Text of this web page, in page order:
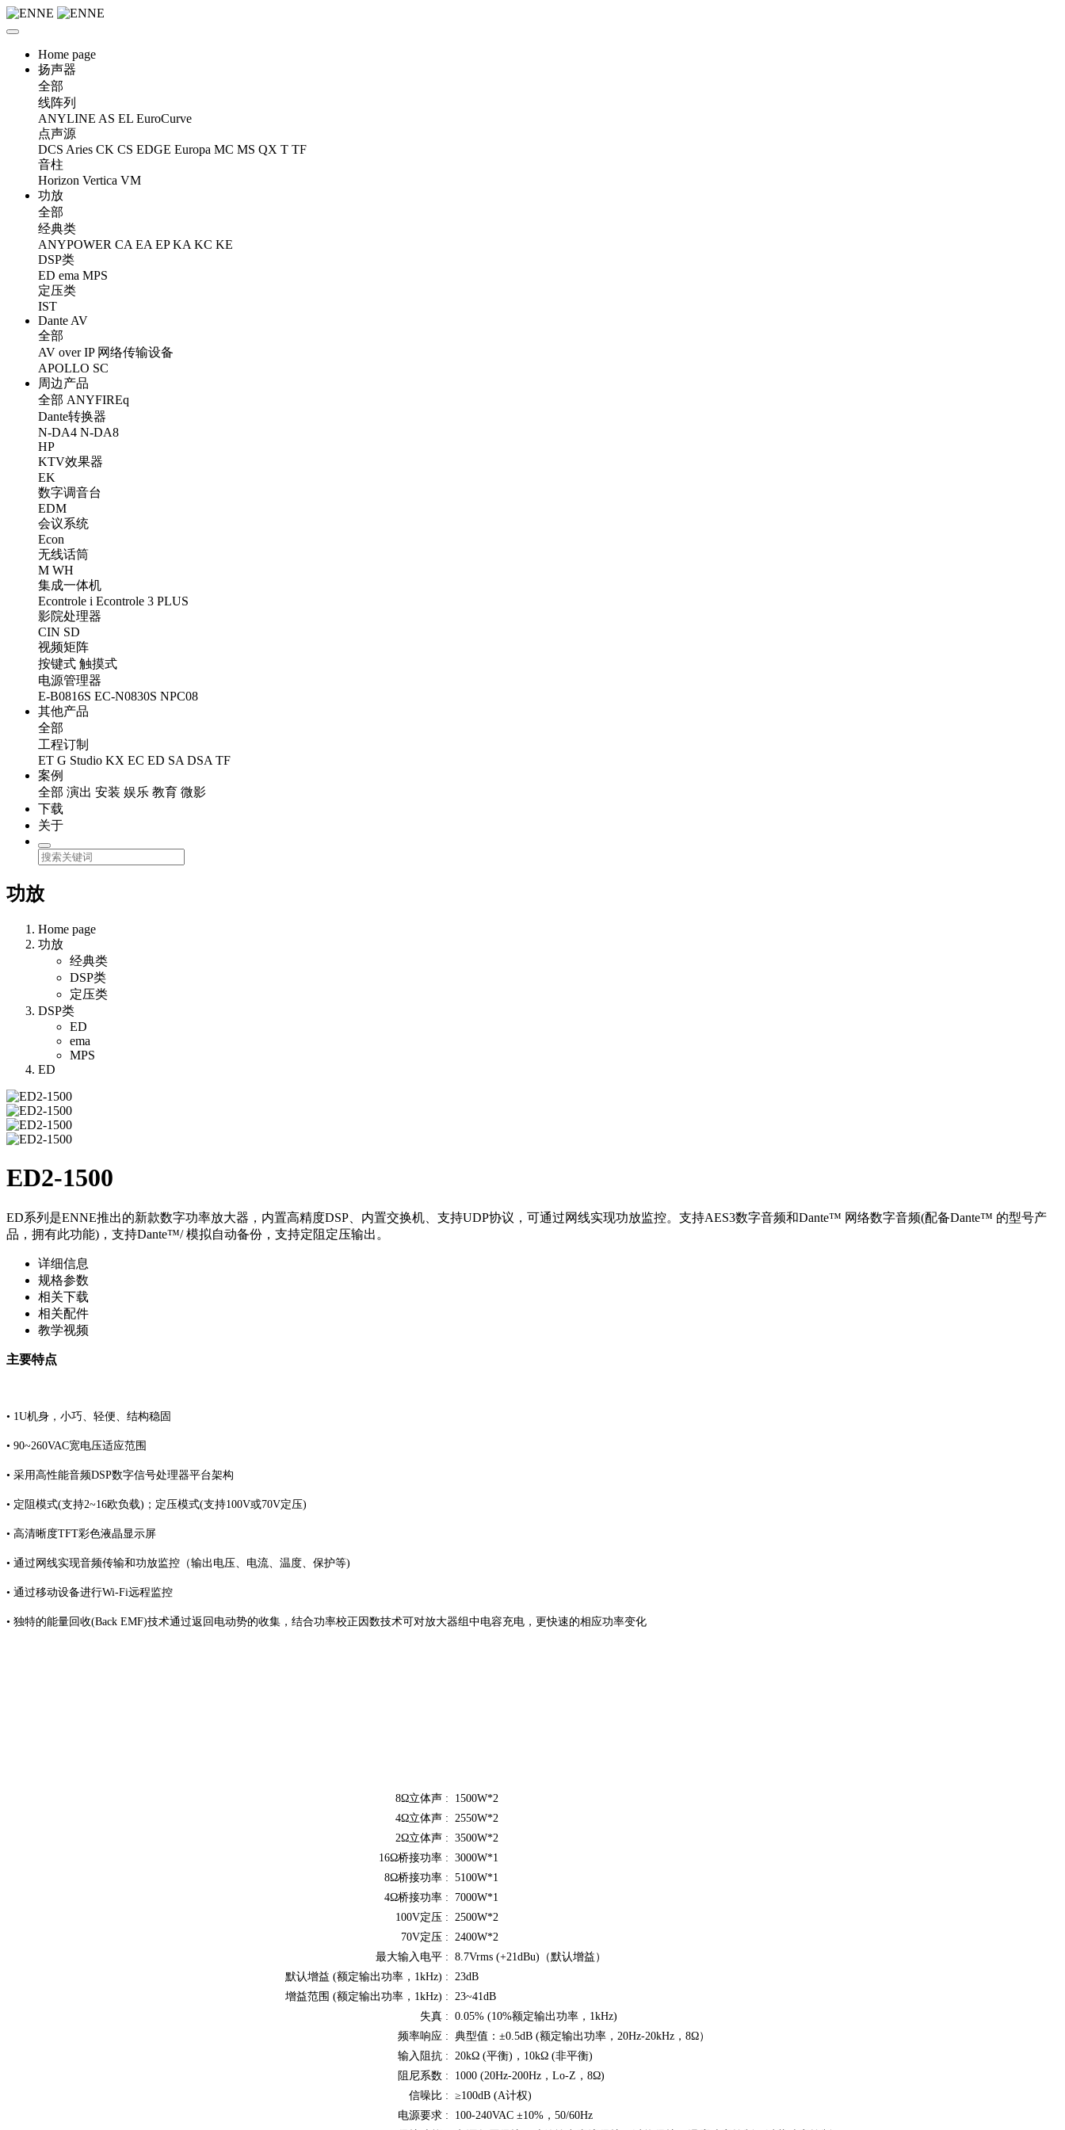
Home page
扬声器
全部
线阵列
ANYLINE AS EL EuroCurve
点声源
DCS Aries CK CS EDGE Europa MC MS QX T TF
音柱
Horizon Vertica VM
功放
全部
经典类
ANYPOWER CA EA EP KA KC KE
DSP类
ED ema MPS
定压类
IST
Dante AV
全部
AV over IP 网络传输设备
APOLLO SC
周边产品
全部 ANYFIREq
Dante转换器
N-DA4 N-DA8
HP
KTV效果器
EK
数字调音台
EDM
会议系统
Econ
无线话筒
M WH
集成一体机
Econtrole i Econtrole 3 PLUS
影院处理器
CIN SD
视频矩阵
按键式 触摸式
电源管理器
E-B0816S EC-N0830S NPC08
其他产品
全部
工程订制
ET G Studio KX EC ED SA DSA TF
案例
全部 演出 安装 娱乐 教育 微影
下载
关于
功放
Home page
功放
经典类
DSP类
定压类
DSP类
ED
ema
MPS
ED
ED2-1500
ED系列是ENNE推出的新款数字功率放大器，内置高精度DSP、内置交换机、支持UDP协议，可通过网线实现功放监控。支持AES3数字音频和Dante™ 网络数字音频(配备Dante™ 的型号产
品，拥有此功能)，支持Dante™/ 模拟自动备份，支持定阻定压输出。
详细信息
规格参数
相关下载
相关配件
教学视频
主要特点
• 1U机身，小巧、轻便、结构稳固
• 90~260VAC宽电压适应范围
• 采用高性能音频DSP数字信号处理器平台架构
• 定阻模式(支持2~16欧负载)；定压模式(支持100V或70V定压)
• 高清晰度TFT彩色液晶显示屏
• 通过网线实现音频传输和功放监控（输出电压、电流、温度、保护等)
• 通过移动设备进行Wi-Fi远程监控
• 独特的能量回收(Back EMF)技术通过返回电动势的收集，结合功率校正因数技术可对放大器组中电容充电，更快速的相应功率变化
8Ω立体声 : 1500W*2
4Ω立体声 : 2550W*2
2Ω立体声 : 3500W*2
16Ω桥接功率 : 3000W*1
8Ω桥接功率: 5100W*1
4Ω桥接功率: 7000W*1
100V定压 : 2500W*2
70V定压 : 2400W*2
最大输入电平 : 8.7Vrms (+21dBu)（默认增益）
默认增益 (额定输出功率，1kHz) : 23dB
增益范围 (额定输出功率，1kHz) : 23~41dB
失真 : 0.05% (10%额定输出功率，1kHz)
频率响应 : 典型值：±0.5dB (额定输出功率，20Hz-20kHz，8Ω）
输入阻抗 : 20kΩ (平衡)，10kΩ (非平衡)
阻尼系数 : 1000 (20Hz-200Hz，Lo-Z，8Ω)
信噪比 : ≥100dB (A计权)
电源要求 : 100-240VAC ±10%，50/60Hz